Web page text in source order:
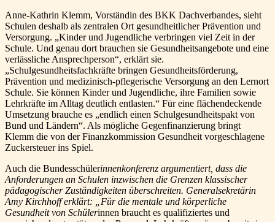
Anne-Kathrin Klemm, Vorständin des BKK Dachverbandes, sieht
Schulen deshalb als zentralen Ort gesundheitlicher Prävention und
Versorgung. „Kinder und Jugendliche verbringen viel Zeit in der
Schule. Und genau dort brauchen sie Gesundheitsangebote und eine
verlässliche Ansprechperson“, erklärt sie.
„Schulgesundheitsfachkräfte bringen Gesundheitsförderung,
Prävention und medizinisch-pflegerische Versorgung an den Lernort
Schule. Sie können Kinder und Jugendliche, ihre Familien sowie
Lehrkräfte im Alltag deutlich entlasten.“ Für eine flächendeckende
Umsetzung brauche es „endlich einen Schulgesundheitspakt von
Bund und Ländern“. Als mögliche Gegenfinanzierung bringt
Klemm die von der Finanzkommission Gesundheit vorgeschlagene
Zuckersteuer ins Spiel.
Auch die Bundesschülerinnenkonferenz argumentiert, dass die
Anforderungen an Schulen inzwischen die Grenzen klassischer
pädagogischer Zuständigkeiten überschreiten. Generalsekretärin
Amy Kirchhoff erklärt: „Für die mentale und körperliche
Gesundheit von Schülerinnen braucht es qualifiziertes und